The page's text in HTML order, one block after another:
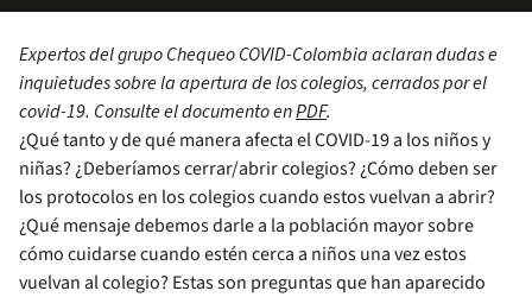
Expertos del grupo Chequeo COVID-Colombia aclaran dudas e
inquietudes sobre la apertura de los colegios, cerrados por el
covid-19. Consulte el documento enPDF.
¿Qué tanto y de qué manera afecta el COVID-19 a los niños y
niñas? ¿Deberíamos cerrar/abrir colegios? ¿Cómo deben ser
los protocolos en los colegios cuando estos vuelvan a abrir?
¿Qué mensaje debemos darle a la población mayor sobre
cómo cuidarse cuando estén cerca a niños una vez estos
vuelvan al colegio? Estas son preguntas que han aparecido